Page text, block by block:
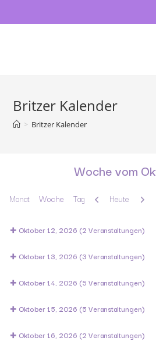
Britzer Kalender
> Britzer Kalender
Woche vom
Monat Woche Tag Zurück
Heute Weiter
Oktober 12, 2026 (2 Veranstaltungen)
Oktober 13, 2026 (3 Veranstaltungen)
Oktober 14, 2026 (5 Veranstaltungen)
Oktober 15, 2026 (5 Veranstaltungen)
Oktober 16, 2026 (2 Veranstaltungen)